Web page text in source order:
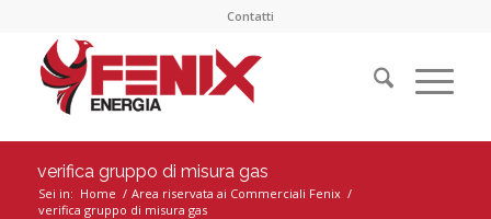
Contatti
verifica gruppo di misura gas
Sei in: Home / Area riservata ai Commerciali Fenix /
verifica gruppo di misura gas